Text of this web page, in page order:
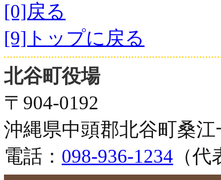
[0]戻る
[9]トップに戻る
北谷町役場
〒904-0192
沖縄県中頭郡北谷町桑
電話： 098-936-1234 （